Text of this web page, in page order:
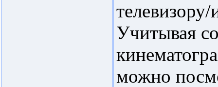
телевизору/
Учитывая
можно